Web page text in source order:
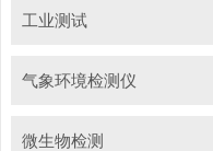
工业测试
气象环境检测仪
微生物检测